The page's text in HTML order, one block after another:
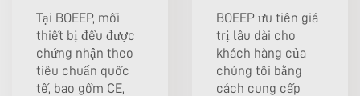
Tại BOEEP, mỗi
thiết bị đều được
chứng nhận theo
tiêu chuẩn quốc
tế, bao gồm CE,
BOEEP ưu tiên giá
trị lâu dài cho
khách hàng của
chúng tôi bằng
cách cung cấp